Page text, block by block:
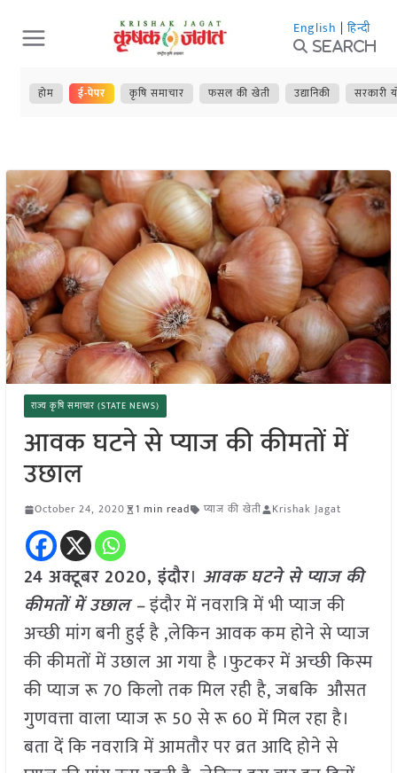
Skip
to
content
English | हिन्दी
Search
होम ई-पेपर कृषि समाचार फसल की खेती उद्यानिकी सरकारी
राज्य कृषि समाचार (STATE NEWS)
आवक घटने से प्याज की कीमतों में
उछाल
October 24, 2020 1 min read प्याज की खेती Krishak Jagat
24 अक्टूबर 2020, इंदौर। आवक घटने से प्याज की
कीमतों में उछाल –इंदौर में नवरात्रि में भी प्याज की
अच्छी मांग बनी हुई है ,लेकिन आवक कम होने से प्याज
की कीमतों में उछाल आ गया है ।फुटकर में अच्छी किस्म
की प्याज रू 70 किलो तक मिल रही है, जबकि औसत
गुणवत्ता वाला प्याज रू 50 से रू 60 में मिल रहा है।
बता दें कि नवरात्रि में आमतौर पर व्रत आदि होने से